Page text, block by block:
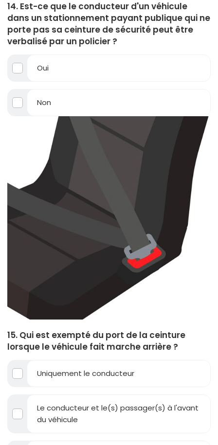
14. Est-ce que le conducteur d'un véhicule
dans un stationnement payant publique qui ne
porte pas sa ceinture de sécurité peut être
verbalisé par un policier ?
Oui
Non
15. Qui est exempté du port de la ceinture
lorsque le véhicule fait marche arrière ?
Uniquement le conducteur
Le conducteur et le(s) passager(s) à l'avant
du véhicule